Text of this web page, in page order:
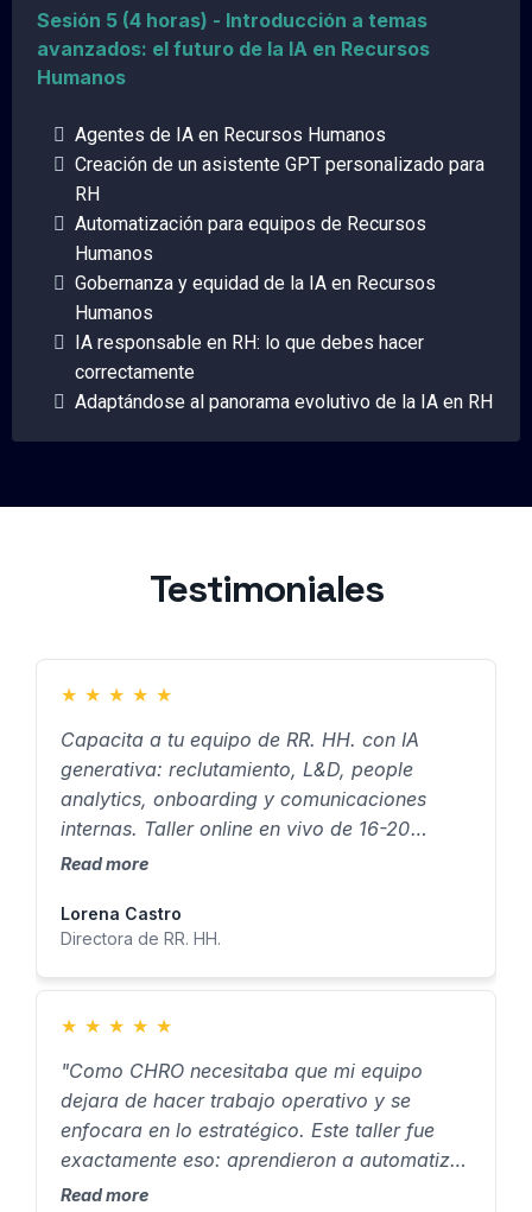
Sesión 5 (4 horas) - Introducción a temas
avanzados: el futuro de la IA en Recursos
Humanos
Agentes de IA en Recursos Humanos
Creación de un asistente GPT personalizado para
RH
Automatización para equipos de Recursos
Humanos
Gobernanza y equidad de la IA en Recursos
Humanos
IA responsable en RH: lo que debes hacer
correctamente
Adaptándose al panorama evolutivo de la IA en RH
Testimoniales
★ ★ ★ ★ ★
Capacita a tu equipo de RR. HH. con IA
generativa: reclutamiento, L&D, people
analytics, onboarding y comunicaciones
internas. Taller online en vivo de 16-20
horas, sin requisitos técnicos. Ideal para
Partners en México.
Read more
Lorena Castro
Directora de RR. HH.
★ ★ ★ ★ ★
"Como CHRO necesitaba que mi equipo
dejara de hacer trabajo operativo y se
enfocara en lo estratégico. Este taller fue
exactamente eso: aprendieron a automatizar
con IA todo lo repetitivo de selección,
Read more